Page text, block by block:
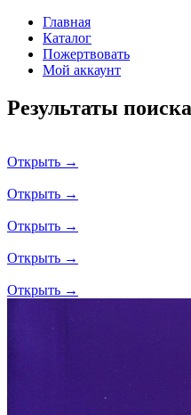
Главная
Каталог
Пожертвовать
Мой аккаунт
Результаты поиска
Открыть →
Открыть →
Открыть →
Открыть →
Открыть →